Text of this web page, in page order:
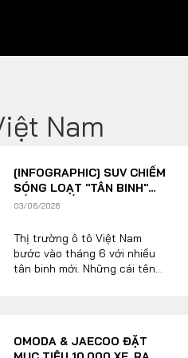
XE XANH
Xe khác
Hybrid
Xe điện
Thương hiệu
Nam
[INFOGRAPHIC] SUV CHIẾM
SÓNG LOẠT "TÂN BINH"
SẮP RA MẮT THỊ TRƯỜNG
03/06/2026
Thị trường ô tô Việt Nam
bước vào tháng 6 với nhiều
tân binh mới. Những cái tên
Toyota Land Cruiser FJ. Trong
OMODA & JAECOO ĐẶT